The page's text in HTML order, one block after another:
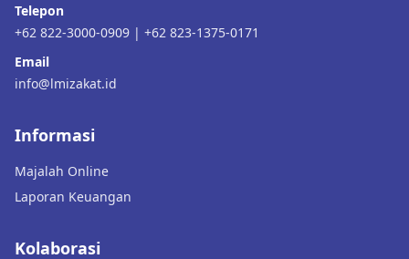
Telepon
+62 822-3000-0909 | +62 823-1375-0171
Email
info@lmizakat.id
Informasi
Majalah Online
Laporan Keuangan
Kolaborasi